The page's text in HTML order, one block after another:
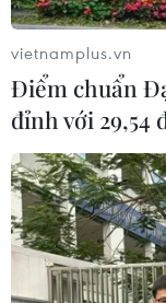
vietnamplus.vn
Điểm chuẩn
đỉnh với 29,54